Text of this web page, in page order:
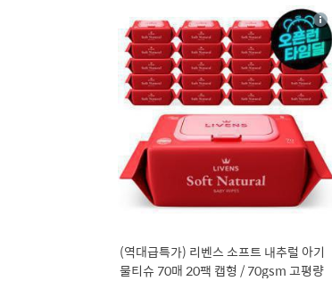
(역대급특가) 리벤스 소프트 내추럴 아기
물티슈 70매 20팩 캡형 / 70gsm 고평량
상
세